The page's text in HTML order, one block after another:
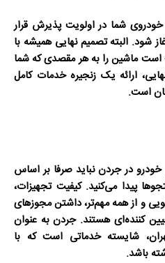
شما در اولویت پذیرش قرار
شود. البته تصمیم نهایی همیشه با
ماشین را به هر مقصدی که شما
ارائه یک زنجیره خدمات کامل
است.
در جردننباید صرفا بر اساس
پیدا می‌کنید. کیفیت تجهیزات،
و از همه مهم‌تر، داشتن مجوزهای
کننده‌ای هستند. جردن به عنوان
شایسته خدماتی است که با
باشد.